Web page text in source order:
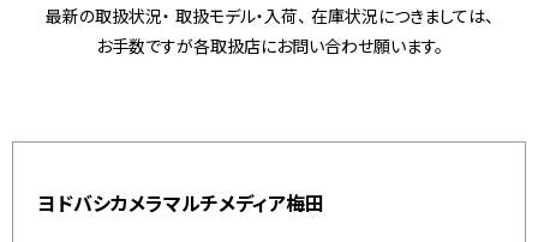
最新の取扱状況・ 取扱モデル・入荷、 在庫状況につきましては、
お手数ですが各取扱店にお問い合わせ願います。
ヨドバシカメラマルチメディア梅田